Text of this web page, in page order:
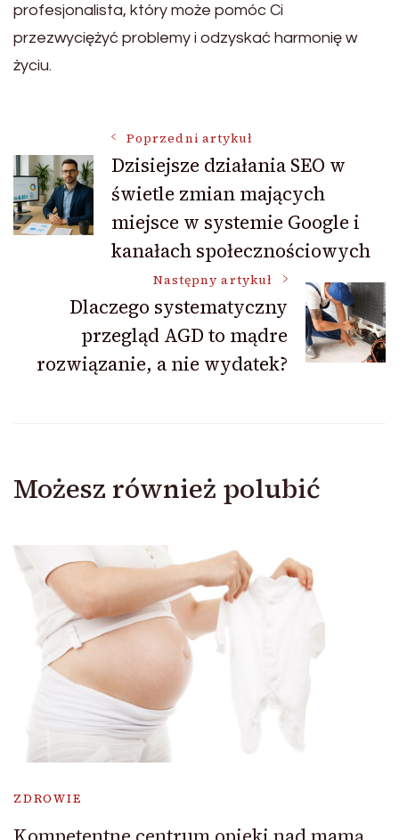
profesjonalista, który może pomóc Ci
przezwyciężyć problemy i odzyskać harmonię w
życiu.
Nawigacja
wpisu
Poprzedni artykuł
Dzisiejsze działania SEO w
świetle zmian mających
miejsce w systemie Google i
kanałach społecznościowych
Następny artykuł
Dlaczego systematyczny
przegląd AGD to mądre
rozwiązanie, a nie wydatek?
Możesz również polubić
ZDROWIE